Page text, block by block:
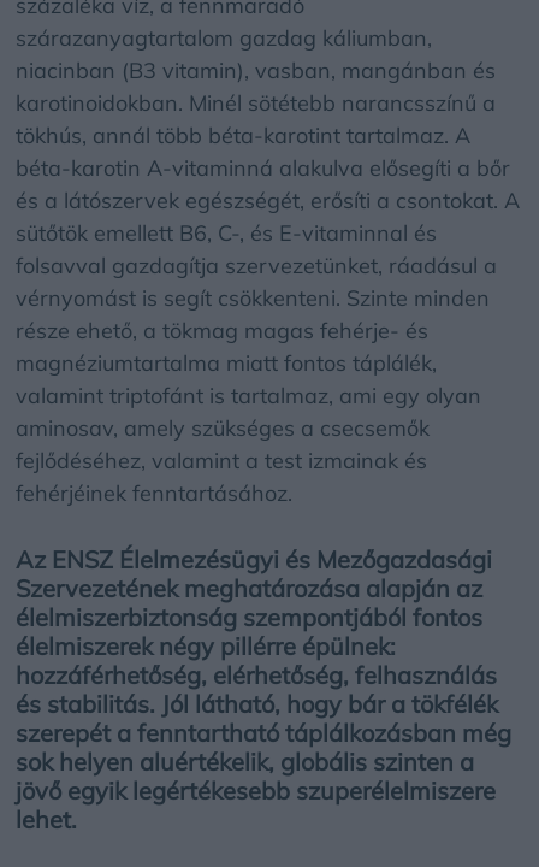
szárazanyagtartalom gazdag káliumban,
niacinban (B3 vitamin), vasban, mangánban és
karotinoidokban. Minél sötétebb narancsszínű a
tökhús, annál több béta-karotint tartalmaz. A
béta-karotin A-vitaminná alakulva elősegíti a bőr
és a látószervek egészségét, erősíti a csontokat. A
sütőtök emellett B6, C-, és E-vitaminnal és
folsavval gazdagítja szervezetünket, ráadásul a
vérnyomást is segít csökkenteni. Szinte minden
része ehető, a tökmag magas fehérje- és
magnéziumtartalma miatt fontos táplálék,
valamint triptofánt is tartalmaz, ami egy olyan
aminosav, amely szükséges a csecsemők
fejlődéséhez, valamint a test izmainak és
fehérjéinek fenntartásához.
Az ENSZ Élelmezésügyi és Mezőgazdasági
Szervezetének meghatározása alapján az
élelmiszerbiztonság szempontjából fontos
élelmiszerek négy pillérre épülnek:
hozzáférhetőség, elérhetőség, felhasználás
és stabilitás. Jól látható, hogy bár a tökfélék
szerepét a fenntartható táplálkozásban még
sok helyen aluértékelik, globális szinten a
jövő egyik legértékesebb szuperélelmiszere
lehet.